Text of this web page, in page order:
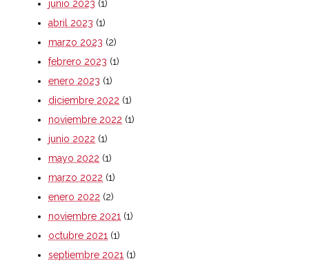
junio 2023 (1)
abril 2023 (1)
marzo 2023 (2)
febrero 2023 (1)
enero 2023 (1)
diciembre 2022 (1)
noviembre 2022 (1)
junio 2022 (1)
mayo 2022 (1)
marzo 2022 (1)
enero 2022 (2)
noviembre 2021 (1)
octubre 2021 (1)
septiembre 2021 (1)